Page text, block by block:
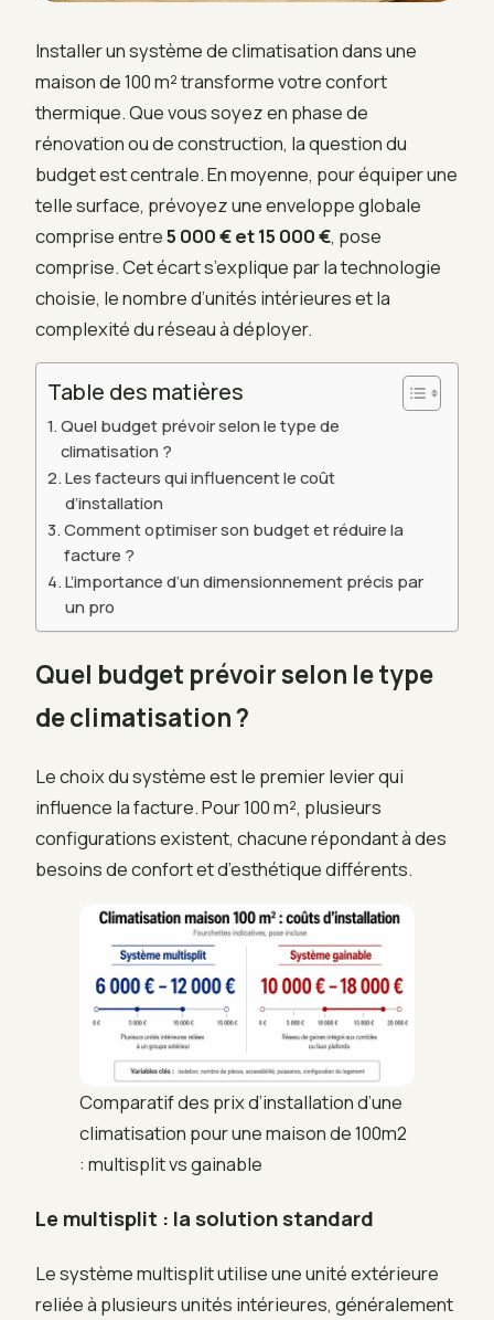
Installer un système de climatisation dans une
maison de 100 m² transforme votre confort
thermique. Que vous soyez en phase de
rénovation ou de construction, la question du
budget est centrale. En moyenne, pour équiper une
telle surface, prévoyez une enveloppe globale
comprise entre5 000 € et 15 000 €, pose
comprise. Cet écart s’explique par la technologie
choisie, le nombre d’unités intérieures et la
complexité du réseau à déployer.
Table des matières
Quel budget prévoir selon le type de
climatisation ?
Les facteurs qui influencent le coût
d’installation
Comment optimiser son budget et réduire la
facture ?
L’importance d’un dimensionnement précis par
un pro
Quel budget prévoir selon le type
de climatisation ?
Le choix du système est le premier levier qui
influence la facture. Pour 100 m², plusieurs
configurations existent, chacune répondant à des
besoins de confort et d’esthétique différents.
Comparatif des prix d’installation d’une
climatisation pour une maison de 100m2
: multisplit vs gainable
Le multisplit : la solution standard
Le système multisplit utilise une unité extérieure
reliée à plusieurs unités intérieures, généralement